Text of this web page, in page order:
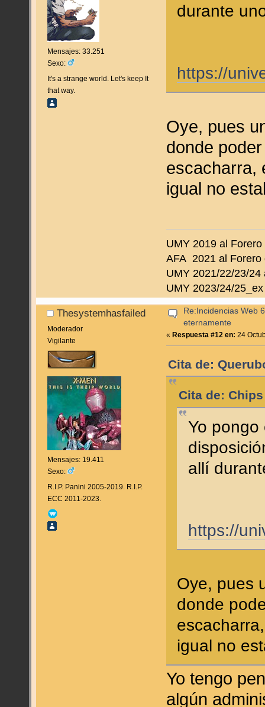
Mensajes: 33.251
Sexo:
It's a strange world. Let's keep It
that way.
durante
https://
Oye, pues
donde
escacharra,
igual no
UMY 2019 al
AFA 2021 al Forero
UMY 2021/22/23/
UMY 2023/24/
Thesystemhasfailed
Moderador
Vigilante
Mensajes: 19.411
Sexo:
R.I.P. Panini 2005-2019. R.I.P.
ECC 2011-2023.
Re:Incidencias Web
eternamente
«Respuesta #12 en: 24
Cita de:
Cita de:
Yo pongo
allí
https://
Oye, pues
donde
igual no
Yo tengo
algún